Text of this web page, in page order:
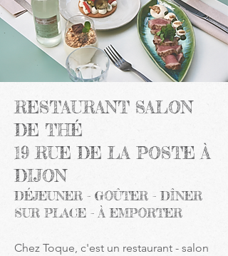
RESTAURANT SALON
DE THÉ
19 RUE DE LA POSTE À
DIJON
DÉJEUNER - GOÛTER - DÎNER
SUR PLACE - À EMPORTER
Chez Toque, c'est un restaurant - salon